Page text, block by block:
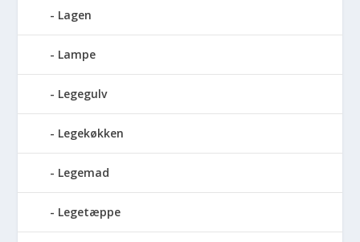
Lagen
Lampe
Legegulv
Legekøkken
Legemad
Legetæppe